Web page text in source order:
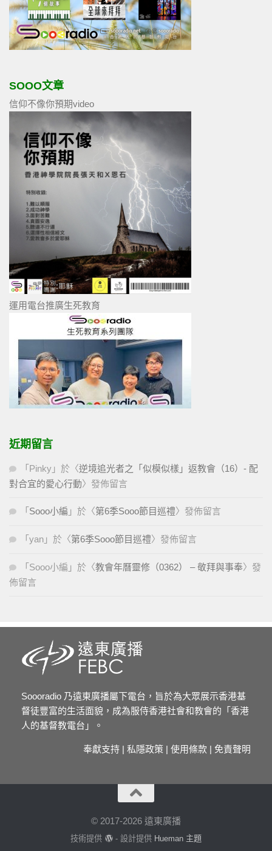
SOOO文章
信仰不像你預期video
運用電台推廣生死教育
近期留言
「 Pinky 」於〈逆境追光者之「似模似樣」返教會（16）- 配
對合宜的愛心行動〉發佈留言
「 Sooo小編 」於〈第6季Sooo節目巡禮〉發佈留言
「 yan 」於〈第6季Sooo節目巡禮〉發佈留言
「 Sooo小編 」於〈教會年曆靈修（0362） – 敬拜與事奉〉發
佈留言
Soooradio 乃遠東廣播屬下電台，旨於為大眾展示香港基
督徒豐富的生活面貌，成為服侍香港社會和教會的「香港
人的基督教電台」。
奉獻支持 | 私隱政策 | 使用條款 | 免責聲明
© 2017-2026 遠東廣播
技術提供 - 設計提供 Hueman 主題